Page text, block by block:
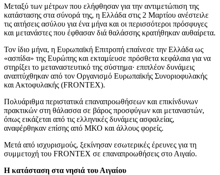
Μεταξύ των μέτρων που ελήφθησαν για την αντιμετώπιση της
κατάστασης στα σύνορά της, η Ελλάδα στις 2 Μαρτίου ανέστειλε
τις αιτήσεις ασύλου για ένα μήνα και οι περισσότεροι πρόσφυγες
και μετανάστες που έφθασαν διά θαλάσσης κρατήθηκαν αυθαίρετα.
Τον ίδιο μήνα, η Ευρωπαϊκή Επιτροπή επαίνεσε την Ελλάδα ως
«ασπίδα» της Ευρώπης και εκταμίευσε πρόσθετα κεφάλαια για να
στηρίξει το μεταναστευτικό της σύστημα· επιπλέον δυνάμεις
αναπτύχθηκαν από τον Οργανισμό Ευρωπαϊκής Συνοριοφυλακής
και Ακτοφυλακής (FRONTEX).
Πολυάριθμα περιστατικά επαναπροωθήσεων και επικίνδυνων
πρακτικών στη θάλασσα σε βάρος προσφύγων και μεταναστών,
όπως εικάζεται από τις ελληνικές δυνάμεις ασφαλείας,
αναφέρθηκαν επίσης από ΜΚΟ και άλλους φορείς.
Μετά από ισχυρισμούς, ξεκίνησαν εσωτερικές έρευνες για τη
συμμετοχή του FRONTEX σε επαναπροωθήσεις στο Αιγαίο.
Η κατάσταση στα νησιά του Αιγαίου